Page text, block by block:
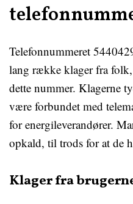
Telefonnummeret
lang række klager fra
dette nummer. Klagerne
være forbundet med
for energileverandører.
opkald, til trods for at de
Klager fra